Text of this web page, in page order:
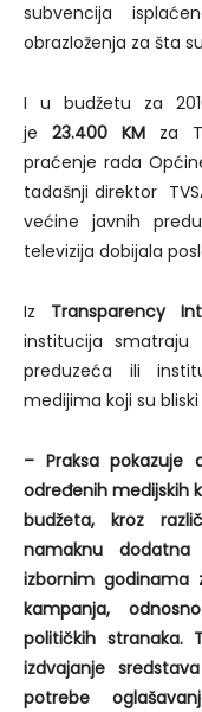
subvencija
obrazloženja za šta
I u budžetu za
je 23.400 KM za
praćenje rada
tadašnji direktor
većine javnih
televizija dobijala
Iz Transparency
institucija
preduzeća ili
medijima koji su
– Praksa
određenih medijskih
budžeta, kroz
namaknu
izbornim godinama
kampanja,
političkih stranaka.
izdvajanje
potrebe